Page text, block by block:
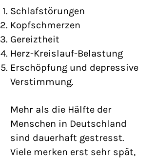
Schlafstörungen
Kopfschmerzen
Gereiztheit
Herz-Kreislauf-Belastung
Erschöpfung und depressive
Verstimmung.
Mehr als die Hälfte der
Menschen in Deutschland
sind dauerhaft gestresst.
Viele merken erst sehr spät,